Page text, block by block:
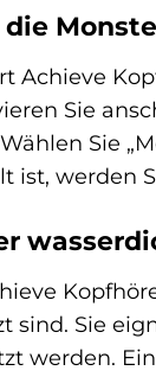
Achieve
Sie
Sie
ist, werden
sind. Sie
werden.